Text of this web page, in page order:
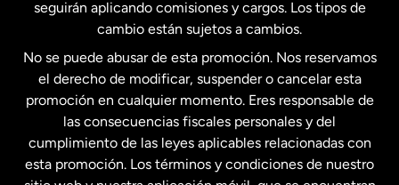
Estados Unidos Español
Francia
Malasia
Nueva Zelanda
seguirán aplicando comisiones y cargos. Los tipos de
cambio están sujetos a cambios.
No se puede abusar de esta promoción. Nos reservamos
el derecho de modificar, suspender o cancelar esta
promoción en cualquier momento. Eres responsable de
las consecuencias fiscales personales y del
cumplimiento de las leyes aplicables relacionadas con
esta promoción. Los términos y condiciones de nuestro